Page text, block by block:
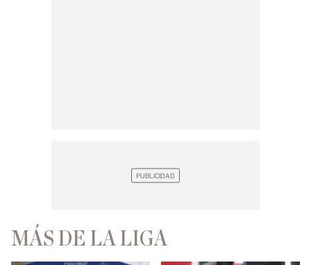
MÁS DE LA LIGA